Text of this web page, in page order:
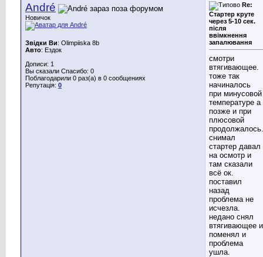
André
Новичок
Звідки Ви: Olimpiiska 8b
Авто: Ездок
Дописи: 1
Вы сказали Спасибо: 0
Поблагодарили 0 раз(а) в 0 сообщениях
Репутація: 0
Re:
Стартер круте
через 5-10 сек.
після
ввімкнення
запалювання
смотри
втягивающее.
тоже так
начиналось
при минусовой
температуре а
позже и при
плюсовой
продолжалось.
снимал
стартер давал
на осмотр и
там сказали
всё ок.
поставил
назад
проблема не
исчезла.
недано снял
втягивающее и
поменял и
проблема
ушла.